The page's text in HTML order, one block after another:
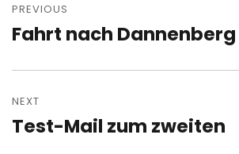
navigation
PREVIOUS
Previous
Fahrt nach Dannenberg
NEXT
Next
Test-Mail zum zweiten